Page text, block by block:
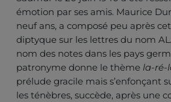
émotion par ses amis. Maurice
neuf ans, a composé peu après
diptyque sur les lettres du nom
nom des notes dans les pays
patronyme donne le thème la-ré-
prélude gracile mais s’enfonçant
les ténèbres, succède, après une